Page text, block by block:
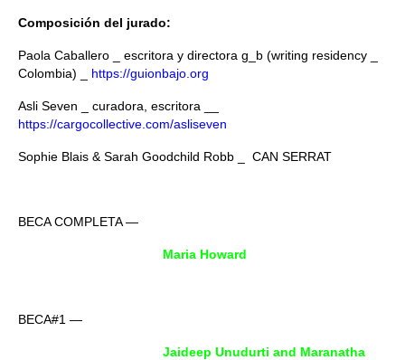
Composición del jurado:
Paola Caballero _ escritora y directora g_b (writing residency _
Colombia) _ https://guionbajo.org
Asli Seven _ curadora, escritora __
https://cargocollective.com/asliseven
Sophie Blais & Sarah Goodchild Robb _ CAN SERRAT
BECA COMPLETA —
Maria Howard
BECA#1 —
Jaideep Unudurti and Maranatha